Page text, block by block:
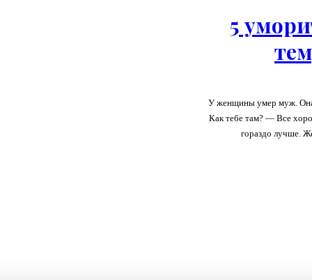
5
У женщины умер муж. Она
Как тебе там? — Все хорошо, не беспокойся. — Тебе там лучше, чем было со мной? — Да,
гораздо лучше.